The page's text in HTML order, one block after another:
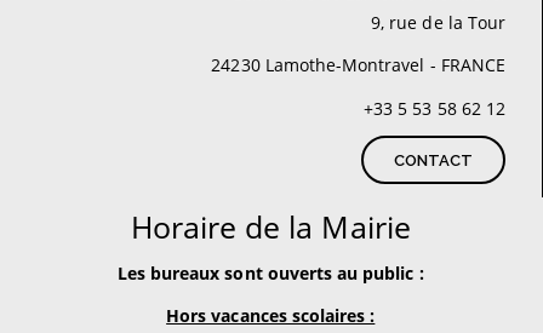
9, rue de la Tour
24230 Lamothe-Montravel - FRANCE
+33 5 53 58 62 12
CONTACT
Horaire de la Mairie
Les bureaux sont ouverts au public :
Hors vacances scolaires :